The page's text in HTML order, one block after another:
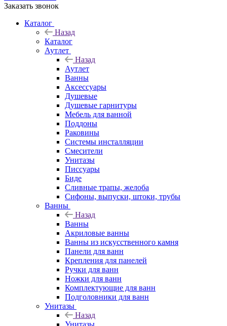
Заказать звонок
Каталог
Назад
Каталог
Аутлет
Назад
Аутлет
Ванны
Аксессуары
Душевые
Душевые гарнитуры
Мебель для ванной
Поддоны
Раковины
Системы инсталляции
Смесители
Унитазы
Писсуары
Биде
Сливные трапы, желоба
Сифоны, выпуски, штоки, трубы
Ванны
Назад
Ванны
Акриловые ванны
Ванны из искусственного камня
Панели для ванн
Крепления для панелей
Ручки для ванн
Ножки для ванн
Комплектующие для ванн
Подголовники для ванн
Унитазы
Назад
Унитазы